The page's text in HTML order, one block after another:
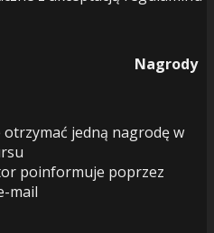
otrzymać jedną nagrodę w
poinformuje poprzez
mail